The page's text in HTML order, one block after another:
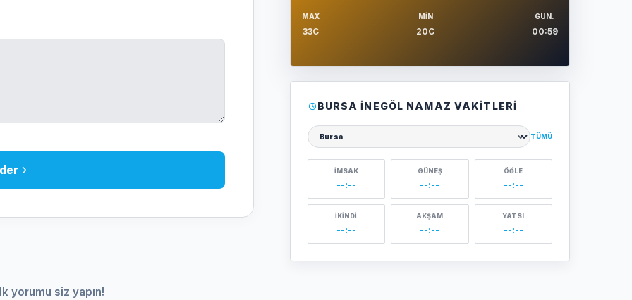
yorumu siz yapın!
MAX
33C
MIN
20C
GUN.
00:59
BURSA İNEGÖL NAMAZ VAKITLERI
Şehir seçin
TÜMÜ
İMSAK
--:--
GÜNEŞ
--:--
ÖĞLE
--:--
İKINDI
--:--
AKŞAM
--:--
YATSI
--:--